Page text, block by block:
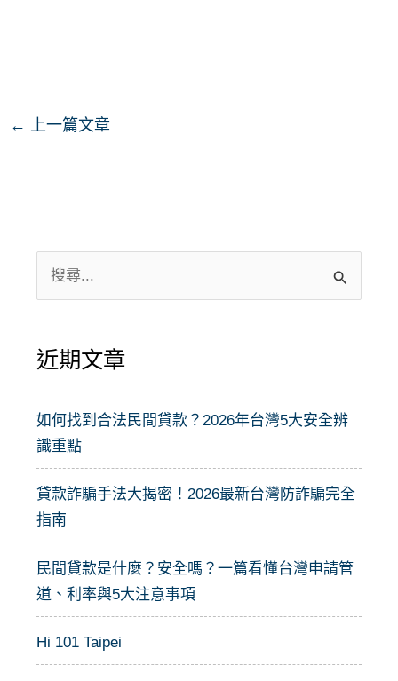
← 上一篇文章
尋
鍵
:
近期文章
如何找到合法民間貸款？2026年台灣5大安全辨
識重點
貸款詐騙手法大揭密！2026最新台灣防詐騙完全
指南
民間貸款是什麼？安全嗎？一篇看懂台灣申請管
道、利率與5大注意事項
Hi 101 Taipei